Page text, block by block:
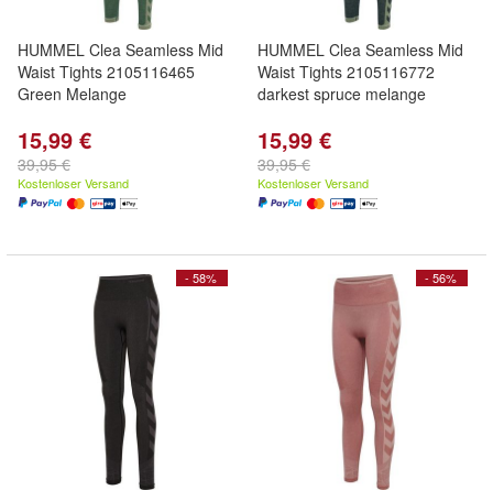
HUMMEL Clea Seamless Mid
Waist Tights 2105116465
Green Melange
15,99 €
39,95 €
Kostenloser Versand
HUMMEL Clea Seamless Mid
Waist Tights 2105116772
darkest spruce melange
15,99 €
39,95 €
Kostenloser Versand
- 58% - 56%